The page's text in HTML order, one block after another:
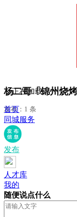
杨二哥「锦州烧
发布：1 条
正在加载...
首页
同城服务
发布
人才库
我的
随便说点什么